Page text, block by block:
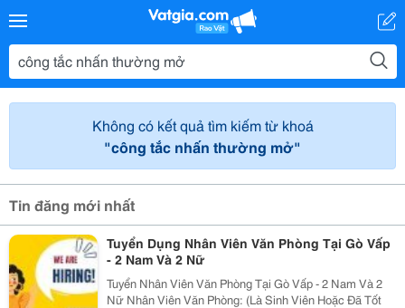
Không có kết quả tìm kiếm từ khoá
"công tắc nhấn thường mở"
Tin đăng mới nhất
Tuyển Dụng Nhân Viên Văn Phòng Tại Gò Vấp
- 2 Nam Và 2 Nữ
Tuyển Nhân Viên Văn Phòng Tại Gò Vấp - 2 Nam Và 2
Nữ Nhân Viên Văn Phòng: (Là Sinh Viên Hoặc Đã Tốt